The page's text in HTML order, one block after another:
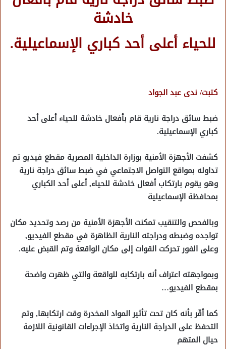
خادشة
للحياء أعلى أحد كباري الإسماعيلية.
كتبت/ ندى عبد الجواد
ضبط سائق دراجة نارية قام بأفعال خادشة للحياء أعلى أحد
كباري الإسماعيلية.
كشفت الأجهزة الأمنية بوزارة الداخلية المصرية مقطع فيديو تم
تداوله بمواقع التواصل الاجتماعي في ضبط سائق دراجة نارية
وهو يقوم بارتكاب أفعال خادشة للحياء, أعلى أحد الكباري
بمحافظة الإسماعيلية
وبالفحص والتنقيب تمكنت الأجهزة الأمنية من رصد وتحديد مكان
تواجده وضبطه ودراجته النارية الظاهرة في مقطع الفيديو,
وعلى الفور تحركت القوات إلى مكان الواقعة وتم القبض عليه.
وبمواجهته اعتراف أنه بارتكابه للواقعة والتي ظهرت واضحة
بمقطع الفيديو…
كما أقّر بأنه كان تحت تأثير المواد المخدرة وقت ارتكابها, وتم
التحفظ على الدراجة النارية واتخاذ الإجراءات القانونية اللازمة
حيال المتهم